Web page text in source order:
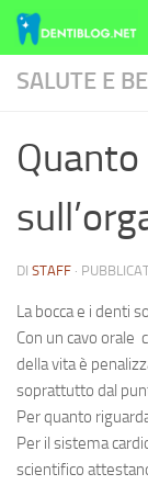
Skip to content
SALUTE E
DI STAFF ·
La bocca e i denti
Con un cavo orale
della vita è
soprattutto dal
Per quanto
Per il sistema
scientifico